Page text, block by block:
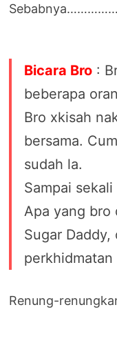
Bicara Bro :
beberapa
Bro xkisah
bersama.
sudah la.
Sampai
Apa yang bro
Sugar
Renung-